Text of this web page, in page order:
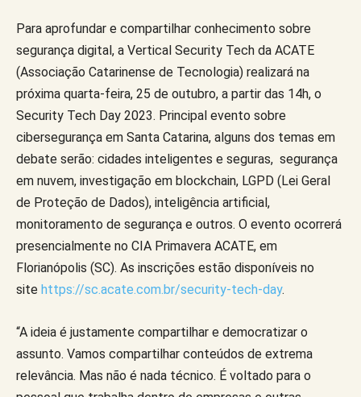
Para aprofundar e compartilhar conhecimento sobre
segurança digital, a Vertical Security Tech da ACATE
(Associação Catarinense de Tecnologia) realizará na
próxima quarta-feira, 25 de outubro, a partir das 14h, o
Security Tech Day 2023. Principal evento sobre
cibersegurança em Santa Catarina, alguns dos temas em
debate serão: cidades inteligentes e seguras, segurança
em nuvem, investigação em blockchain, LGPD (Lei Geral
de Proteção de Dados), inteligência artificial,
monitoramento de segurança e outros. O evento ocorrerá
presencialmente no CIA Primavera ACATE, em
Florianópolis (SC). As inscrições estão disponíveis no
site https://sc.acate.com.br/security-tech-day.
“A ideia é justamente compartilhar e democratizar o
assunto. Vamos compartilhar conteúdos de extrema
relevância. Mas não é nada técnico. É voltado para o